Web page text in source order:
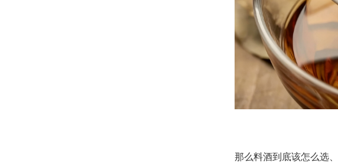
那么料酒到底该怎么选